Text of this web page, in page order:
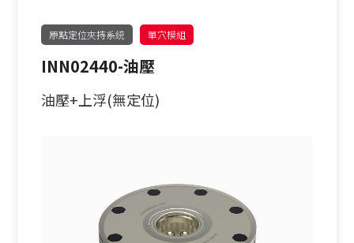
原點定位夾持系統 單穴模組
INN02440-油壓
油壓+上浮(無定位)